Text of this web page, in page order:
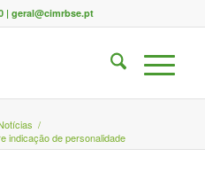
| geral@cimrbse.pt
/
indicação de personalidade